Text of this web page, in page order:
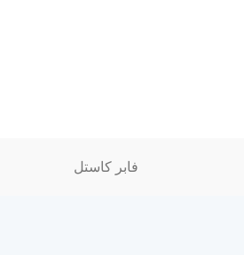
فابر کاستل